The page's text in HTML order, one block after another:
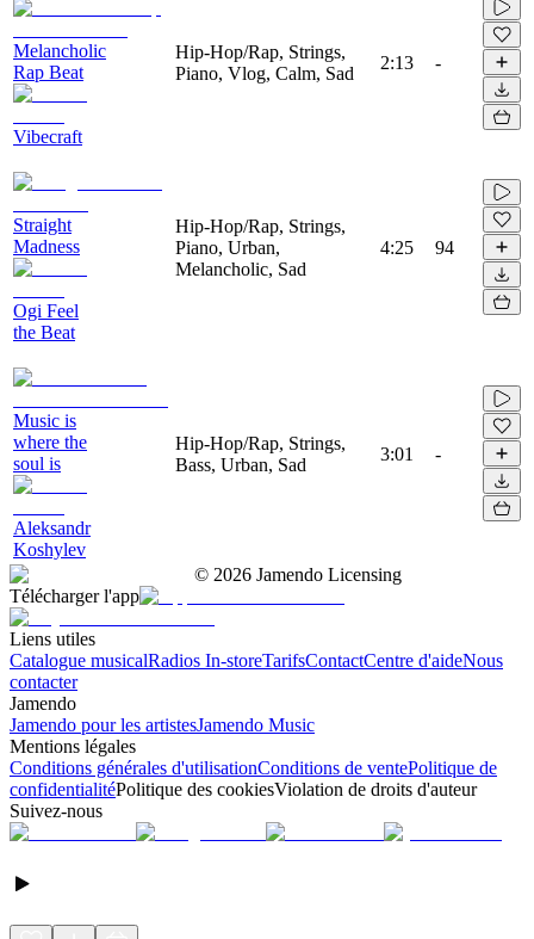
Melancholic
Rap Beat
Vibecraft
Hip-Hop/Rap, Strings,
Piano, Vlog, Calm, Sad
2:13 -
Straight
Madness
Ogi Feel
the Beat
Hip-Hop/Rap, Strings,
Piano, Urban,
Melancholic, Sad
4:25 94
Music is
where the
soul is
Aleksandr
Koshylev
Hip-Hop/Rap, Strings,
Bass, Urban, Sad
3:01 -
© 2026 Jamendo Licensing
Télécharger l'app
Liens utiles
Catalogue musicalRadios In-storeTarifsContactCentre d'aideNous
contacter
Jamendo
Jamendo pour les artistesJamendo Music
Mentions légales
Conditions générales d'utilisationConditions de ventePolitique de
confidentialitéPolitique des cookiesViolation de droits d'auteur
Suivez-nous